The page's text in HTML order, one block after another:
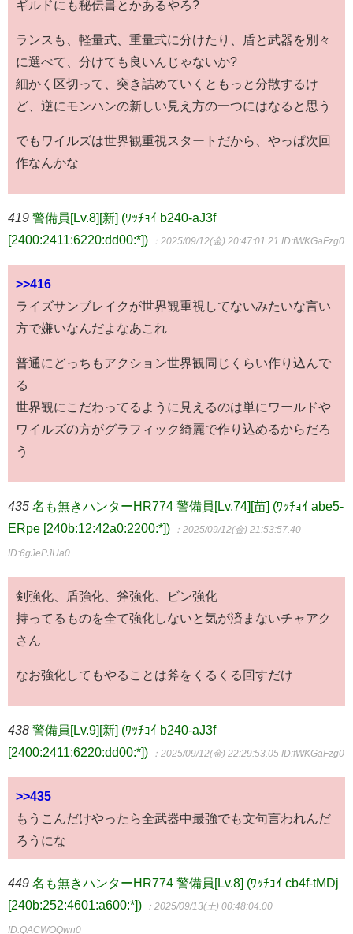
ギルドにも秘伝書とかあるやろ?
ランスも、軽量式、重量式に分けたり、盾と武器を別々
に選べて、分けても良いんじゃないか?
細かく区切って、突き詰めていくともっと分散するけ
ど、逆にモンハンの新しい見え方の一つにはなると思う
でもワイルズは世界観重視スタートだから、やっぱ次回
作なんかな
419 警備員[Lv.8][新] (ﾜｯﾁｮｲ b240-aJ3f
[2400:2411:6220:dd00:*])
：2025/09/12(金) 20:47:01.21 ID:fWKGaFzg0
>>416
ライズサンブレイクが世界観重視してないみたいな言い
方で嫌いなんだよなあこれ
普通にどっちもアクション世界観同じくらい作り込んで
る
世界観にこだわってるように見えるのは単にワールドや
ワイルズの方がグラフィック綺麗で作り込めるからだろ
う
435 名も無きハンターHR774 警備員[Lv.74][苗] (ﾜｯﾁｮｲ abe5-
ERpe [240b:12:42a0:2200:*])
：2025/09/12(金) 21:53:57.40
ID:6gJePJUa0
剣強化、盾強化、斧強化、ビン強化
持ってるものを全て強化しないと気が済まないチャアク
さん
なお強化してもやることは斧をくるくる回すだけ
438 警備員[Lv.9][新] (ﾜｯﾁｮｲ b240-aJ3f
[2400:2411:6220:dd00:*])
：2025/09/12(金) 22:29:53.05 ID:fWKGaFzg0
>>435
もうこんだけやったら全武器中最強でも文句言われんだ
ろうにな
449 名も無きハンターHR774 警備員[Lv.8] (ﾜｯﾁｮｲ cb4f-tMDj
[240b:252:4601:a600:*])
：2025/09/13(土) 00:48:04.00
ID:QACWOQwn0